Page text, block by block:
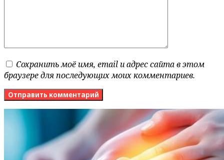
Сохранить моё имя, email и адрес сайта в этом
браузере для последующих моих комментариев.